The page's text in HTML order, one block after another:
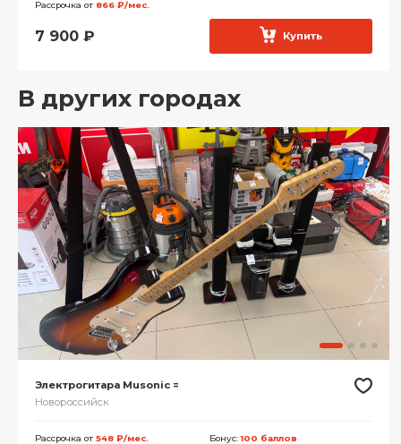
Рассрочка от 866 ₽/мес.
7 900 ₽ Купить
В других городах
Электрогитара Musonic =
Новороссийск
Рассрочка от 548 ₽/мес. Бонус:100 баллов